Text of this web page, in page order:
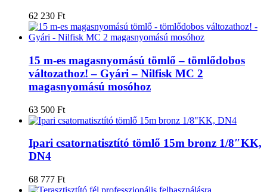
62 230 Ft
15 m-es magasnyomású tömlő – tömlődobos
változathoz! – Gyári – Nilfisk MC 2
magasnyomású mosóhoz
63 500 Ft
Ipari csatornatisztító tömlő 15m bronz 1/8″KK,
DN4
68 777 Ft